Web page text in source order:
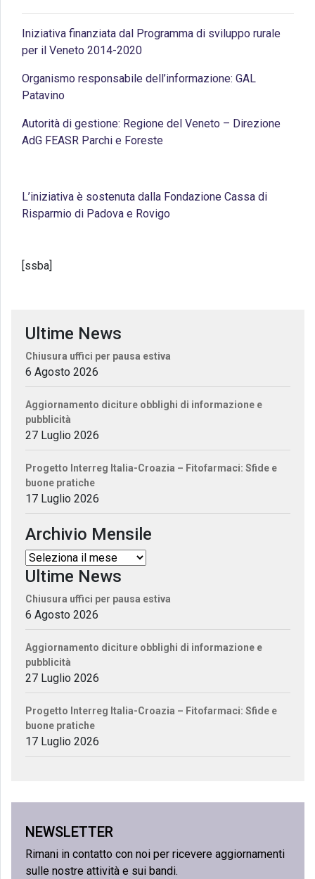
Iniziativa finanziata dal Programma di sviluppo rurale
per il Veneto 2014-2020
Organismo responsabile dell’informazione: GAL
Patavino
Autorità di gestione: Regione del Veneto – Direzione
AdG FEASR Parchi e Foreste
L’iniziativa è sostenuta dalla Fondazione Cassa di
Risparmio di Padova e Rovigo
[ssba]
Ultime News
Chiusura uffici per pausa estiva
6 Agosto 2026
Aggiornamento diciture obblighi di informazione e
pubblicità
27 Luglio 2026
Progetto Interreg Italia-Croazia – Fitofarmaci: Sfide e
buone pratiche
17 Luglio 2026
Archivio Mensile
Ultime News
Chiusura uffici per pausa estiva
6 Agosto 2026
Aggiornamento diciture obblighi di informazione e
pubblicità
27 Luglio 2026
Progetto Interreg Italia-Croazia – Fitofarmaci: Sfide e
buone pratiche
17 Luglio 2026
NEWSLETTER
Rimani in contatto con noi per ricevere aggiornamenti
sulle nostre attività e sui bandi.